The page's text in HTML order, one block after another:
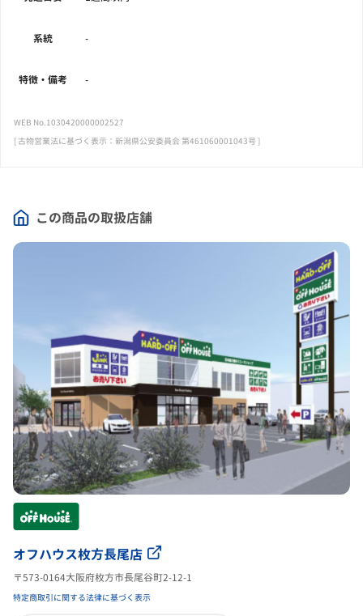
この商品の取扱店舗
オフハウス枚方長尾店
〒573-0164大阪府枚方市長尾谷町2-12-1
特定商取引に関する法律に基づく表示
系統 -
特徴・備考 -
WEB No.1030420000002527
[ 古物営業法に基づく表示：新潟県公安委員会 第461060001043号 ]